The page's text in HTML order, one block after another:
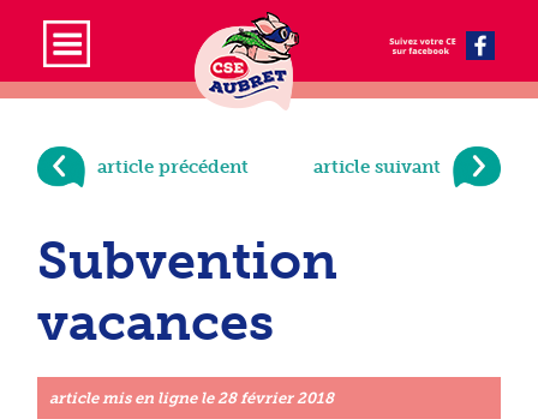
article précédent article suivant
Subvention
vacances
article mis en ligne le 28 février 2018